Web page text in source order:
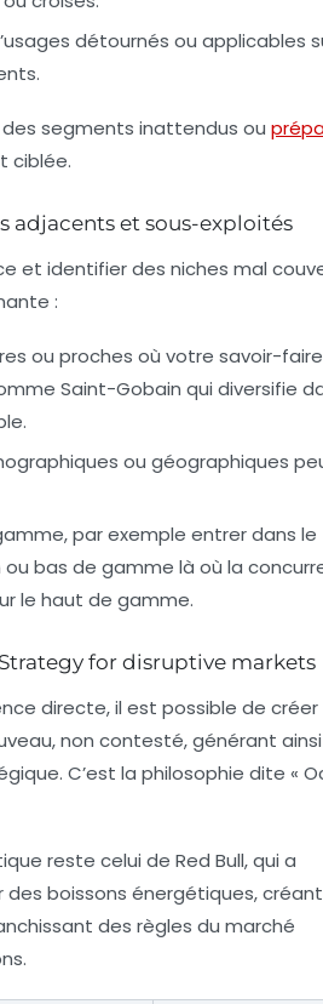
détournés ou applicables
segments inattendus ou
ciblée.
adjacents et sous-exploités
et identifier des niches mal
:
ou proches où votre savoir-
Saint-Gobain qui diversifie
ou géographiques
par exemple entrer dans le
bas de gamme là où la
le haut de gamme.
for disruptive markets
directe, il est possible de créer
non contesté, générant
C’est la philosophie dite «
reste celui de Red Bull, qui a
boissons énergétiques,
des règles du marché